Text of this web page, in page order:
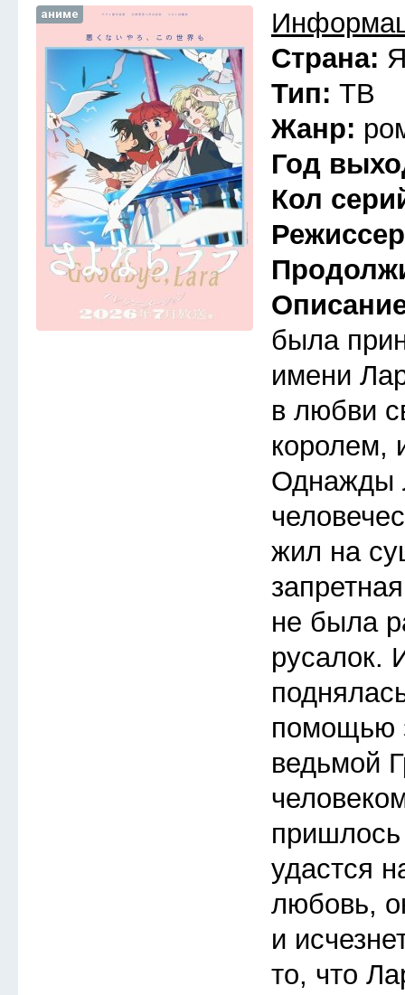
аниме
Страна:
Тип: ТВ
Жанр:
Год
Кол
была
имени
в любви
королем,
Однажды
жил на
не была
русалок.
помощью
ведьмой
удастся
любовь,
и
то, что